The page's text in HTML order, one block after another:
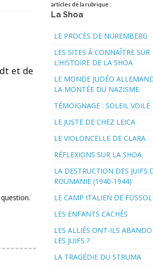
et de
articles de la rubrique :
La Shoa
LE PROCÈS DE NUREMBERG
LES SITES À CONNAÎTRE SUR
L’HISTOIRE DE LA SHOA
LE MONDE JUDÉO
LA MONTÉE DU NAZISME
TÉMOIGNAGE : SOLEIL VOILÉ
LE JUSTE DE CHEZ LEICA
LE VIOLONCELLE DE CLARA
RÉFLEXIONS SUR LA SHOA
LA DESTRUCTION DES JUIFS
ROUMANIE (1940-1944)
LE CAMP ITALIEN DE FOSSOLI
LES ENFANTS CACHÉS
LES ALLIÉS ONT-ILS
LES JUIFS ?
LA TRAGÉDIE DU STRUMA